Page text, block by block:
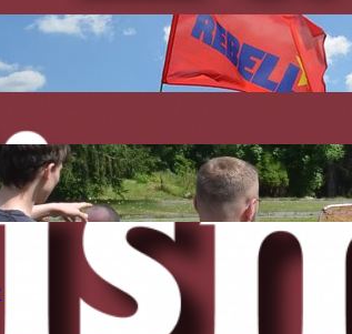
Workshop mit Peter Weispfenning
auf dem Sommercamp
29 Juli, 2026
Ein paar Eindrücke vom Sportfest
auf dem Sommercamp
29 Juli, 2026
Sommercamp unter dem Motto:
„Das Al-Awda-Krankenhaus wird
leben!“ am Samstag gestartet